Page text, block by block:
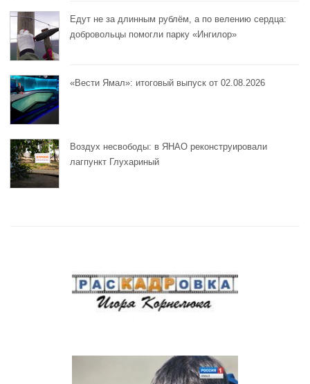
Едут не за длинным рублём, а по велению сердца:
добровольцы помогли парку «Ингилор»
«Вести Ямал»: итоговый выпуск от 02.08.2026
Воздух несвободы: в ЯНАО реконструировали
лагпункт Глухариный